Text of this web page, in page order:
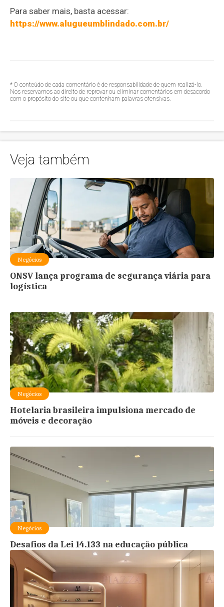
Para saber mais, basta acessar:
https://www.alugueumblindado.com.br/
* O conteúdo de cada comentário é de responsabilidade de quem realizá-lo.
Nos reservamos ao direito de reprovar ou eliminar comentários em desacordo
com o propósito do site ou que contenham palavras ofensivas.
Veja também
Negócios
ONSV lança programa de segurança viária para
logística
Negócios
Hotelaria brasileira impulsiona mercado de
móveis e decoração
Negócios
Desafios da Lei 14.133 na educação pública